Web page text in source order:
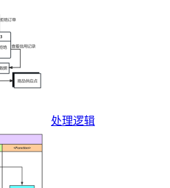
处理逻辑